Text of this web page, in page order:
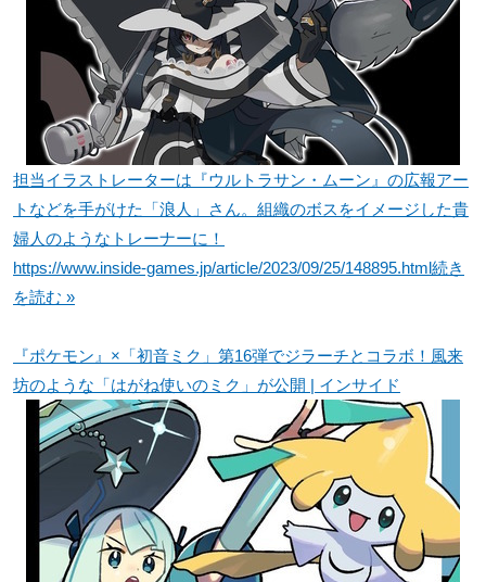
担当イラストレーターは『ウルトラサン・ムーン』の広報アー
トなどを手がけた「浪人」さん。組織のボスをイメージした貴
婦人のようなトレーナーに！
https://www.inside-games.jp/article/2023/09/25/148895.html続き
を読む »
『ポケモン』×「初音ミク」第16弾でジラーチとコラボ！風来
坊のような「はがね使いのミク」が公開 | インサイド